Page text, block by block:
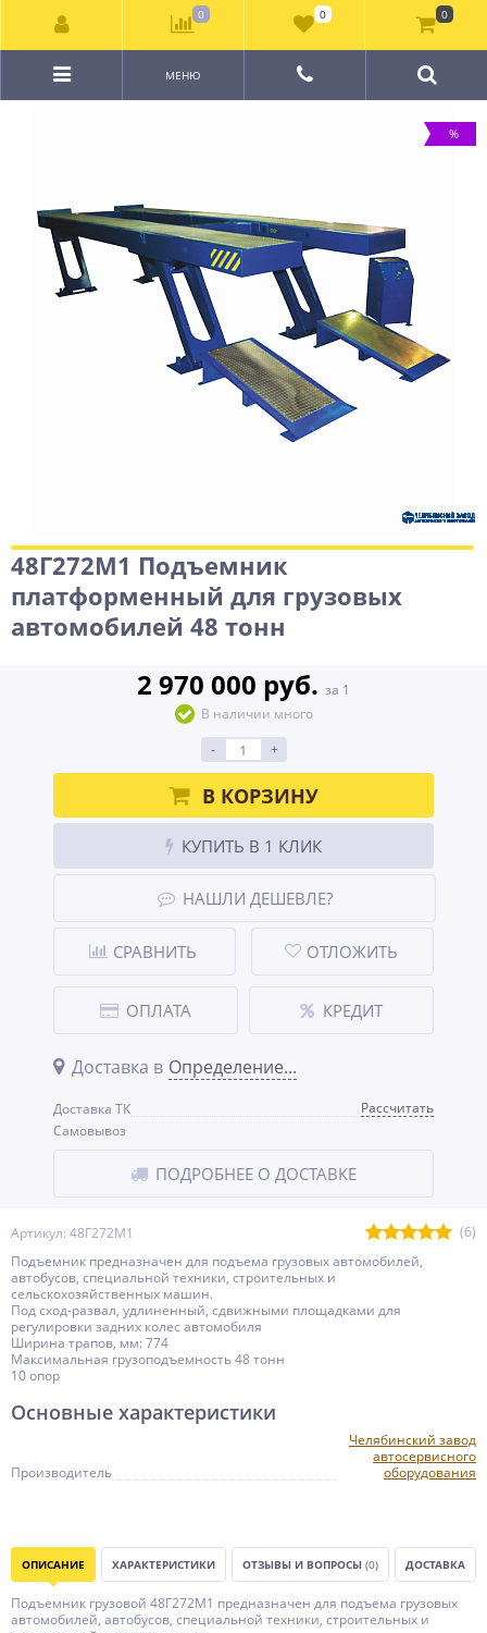
МЕНЮ
%
48Г272М1 Подъемник
платформенный для грузовых
автомобилей 48 тонн
Артикул: 48Г272М1
(6)
Подъемник предназначен для подъема грузовых автомобилей,
автобусов, специальной техники, строительных и
сельскохозяйственных машин.
Под сход-развал, удлиненный, сдвижными площадками для
регулировки задних колес автомобиля
Ширина трапов, мм: 774
Максимальная грузоподъемность 48 тонн
10 опор
2 970 000 руб. за 1
В наличии много
-
+
В КОРЗИНУ
КУПИТЬ В 1 КЛИК
НАШЛИ ДЕШЕВЛЕ?
СРАВНИТЬ ОТЛОЖИТЬ
ОПЛАТА КРЕДИТ
Доставка в Определение...
Доставка ТК
Рассчитать
Самовывоз
ПОДРОБНЕЕ О ДОСТАВКЕ
Основные характеристики
Производитель
Челябинский завод
автосервисного
оборудования
ОПИСАНИЕ ХАРАКТЕРИСТИКИ ОТЗЫВЫ И ВОПРОСЫ (0) ДОСТАВКА
Подъемник грузовой 48Г272М1 предназначен для подъема грузовых
автомобилей, автобусов, специальной техники, строительных и
0 0 0